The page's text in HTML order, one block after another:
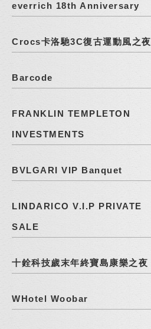
everrich 18th Anniversary
Crocs卡洛馳3C復古運動風之夜
Barcode
FRANKLIN TEMPLETON
INVESTMENTS
BVLGARI VIP Banquet
LINDARICO V.I.P PRIVATE
SALE
十銓科技歲末年終寶島康樂之夜
WHotel Woobar